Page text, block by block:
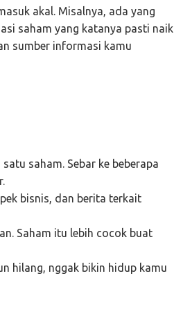
akal. Misalnya, ada yang
saham yang katanya pasti naik.
sumber informasi kamu
saham. Sebar ke beberapa
bisnis, dan berita terkait
Saham itu lebih cocok buat
hilang, nggak bikin hidup kamu